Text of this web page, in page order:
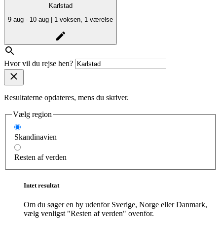
Karlstad
9 aug - 10 aug | 1 voksen, 1 værelse
Hvor vil du rejse hen?
Resultaterne opdateres, mens du skriver.
Vælg region
Skandinavien
Resten af verden
Intet resultat
Om du søger en by udenfor Sverige, Norge eller Danmark,
vælg venligst "Resten af verden" ovenfor.